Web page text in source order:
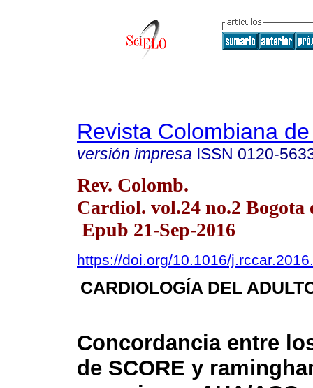
Revista Colombiana
versión impresa ISSN 0120-
Rev. Colomb.
Cardiol. vol.24 no.2 Bogota
Epub 21-Sep-2016
https://doi.org/10.1016/
CARDIOLOGÍA DEL
Concordancia entre
de SCORE y